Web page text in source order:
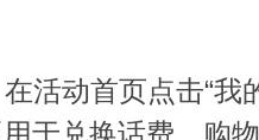
在活动首页点击“
于兑换话费、购